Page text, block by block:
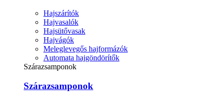
Hajszárítók
Hajvasalók
Hajsütővasak
Hajvágók
Meleglevegős hajformázók
Automata hajgöndörítők
Szárazsamponok
Szárazsamponok